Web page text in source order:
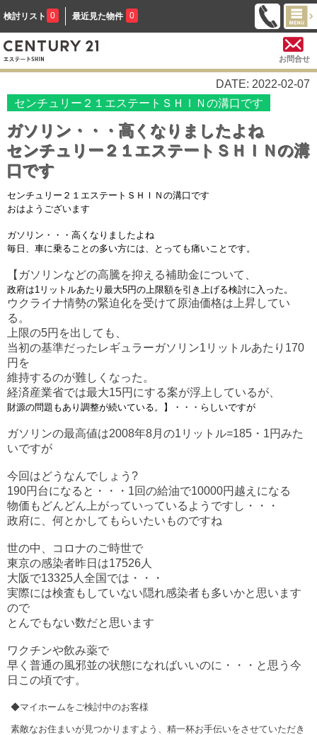
検討リスト 0 最近見た物件 0
お問合せ
DATE: 2022-02-07
センチュリー２１エステートＳＨＩＮの溝口です
ガソリン・・・高くなりましたよね
センチュリー２１エステートＳＨＩＮの溝
口です
センチュリー２１エステートＳＨＩＮの溝口です
おはようございます
ガソリン・・・高くなりましたよね
毎日、車に乗ることの多い方には、とっても痛いことです。
【ガソリンなどの高騰を抑える補助金について、
政府は1リットルあたり最大5円の 上限額を引き上げる検討に入った。
ウクライナ情勢の緊迫化を受けて原油価格は上昇してい
る。
上限の5円を出しても、
当初の基準だったレギュラーガソリン1リットルあたり170
円を
維持するのが難しくなった。
経済産業省では最大15円にする案が浮上しているが、
財源の問題もあり調整が続いている。 】・・・らしいですが
ガソリンの最高値は2008年8月の1リットル=185・1円みた
いですが
今回はどうなんでしょう?
190円台になると・・・1回の給油で10000円越えになる
物価もどんどん上がっていっているようですし・・・
政府に、何とかしてもらいたいものですね
世の中、コロナのご時世で
東京の感染者昨日は17526人
大阪で13325人全国では・・・
実際には検査もしていない隠れ感染者も多いかと思います
ので
とんでもない数だと思います
ワクチンや飲み薬で
早く普通の風邪並の状態になればいいのに・・・と思う今
日この頃です。
◆マイホームをご検討中のお客様
素敵なお住まいが見つかりますよう、精一杯お手伝いをさせていただき